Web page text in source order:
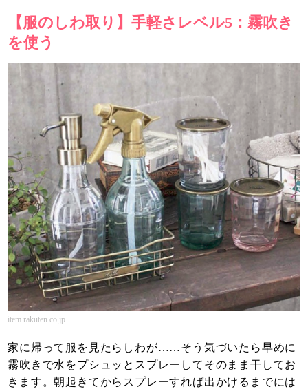
【服のしわ取り】手軽さレベル5：霧吹き
を使う
item.rakuten.co.jp
家に帰って服を見たらしわが……そう気づいたら早めに
霧吹きで水をプシュッとスプレーしてそのまま干してお
きます。朝起きてからスプレーすれば出かけるまでには